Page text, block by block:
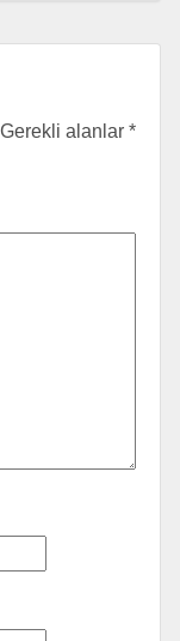
Gerekli alanlar *